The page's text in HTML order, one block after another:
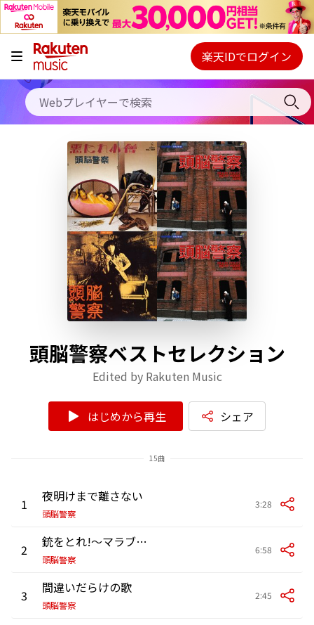
キャンペーン
料金プラン
使い方
初回30日間無料お試し
Webプレイヤー
ご契約内容の確認・変更
楽天IDでログイン
頭脳警察ベストセレクション
Edited by Rakuten Music
はじめから再生 シェア
15曲
1 夜明けまで離さない
頭脳警察
3:28
2 銃をとれ!～マラブンタ・バレー
頭脳警察
6:58
3 間違いだらけの歌
頭脳警察
2:45